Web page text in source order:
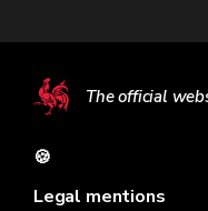
The official
🍪
Legal mentions